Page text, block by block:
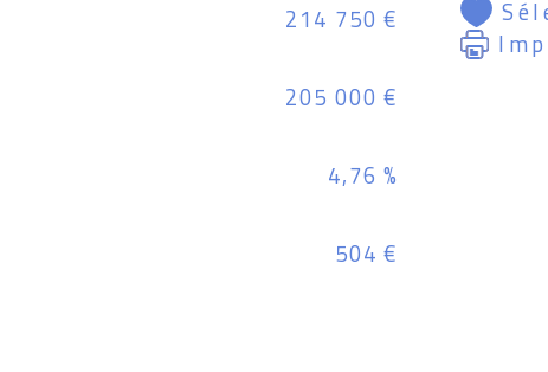
214 750 €
205 000 €
4,76 %
504 €